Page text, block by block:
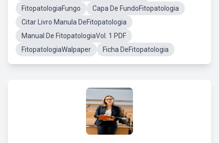
FitopatologiaFungo
Capa De FundoFitopatologia
Citar Livro Manula DeFitopatologia
Manual De FitopatologiaVol. 1 PDF
FitopatologiaWalpaper
Ficha DeFitopatologia